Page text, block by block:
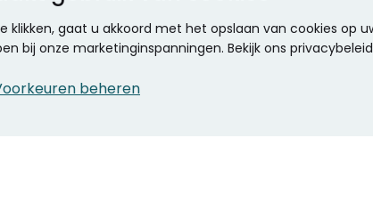
klikken, gaat u akkoord met het opslaan van cookies
bij onze marketinginspanningen. Bekijk ons
beheren